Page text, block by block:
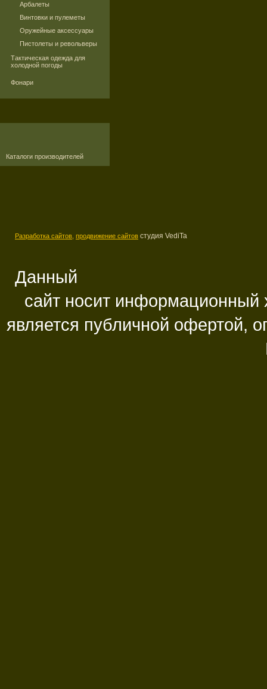
Арбалеты
Винтовки и пулеметы
Оружейные аксессуары
Пистолеты и револьверы
Тактическая одежда для
холодной погоды
Фонари
Каталоги производителей
Разработка сайтов, продвижение сайтов студия VediTa
Данный
сайт носит информационный
является публичной офертой,